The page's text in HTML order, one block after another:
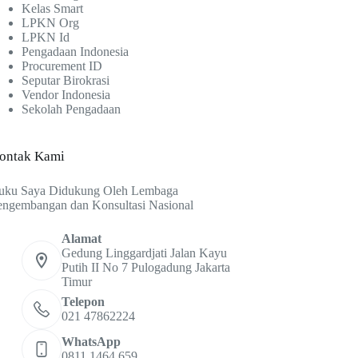
Kelas Smart
LPKN Org
LPKN Id
Pengadaan Indonesia
Procurement ID
Seputar Birokrasi
Vendor Indonesia
Sekolah Pengadaan
Kami
Saya Didukung Oleh Lembaga
dan Konsultasi Nasional
Alamat
Gedung Linggardjati Jalan Kayu
Putih II No 7 Pulogadung Jakarta
Timur
Telepon
021 47862224
WhatsApp